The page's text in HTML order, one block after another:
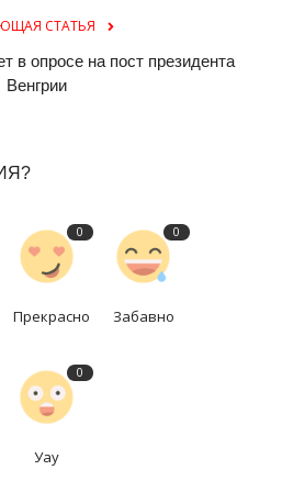
СТАТЬЯ
в опросе на пост президента
Венгрии
0
Прекрасно
0
Забавно
0
Уау